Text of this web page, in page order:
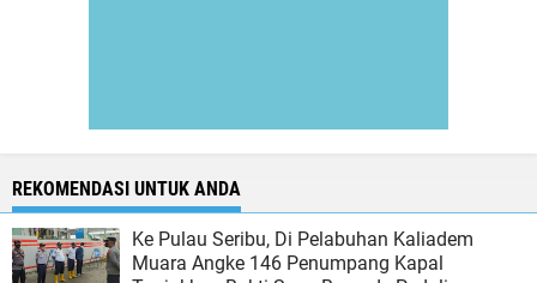
REKOMENDASI UNTUK ANDA
Ke Pulau Seribu, Di Pelabuhan Kaliadem
Muara Angke 146 Penumpang Kapal